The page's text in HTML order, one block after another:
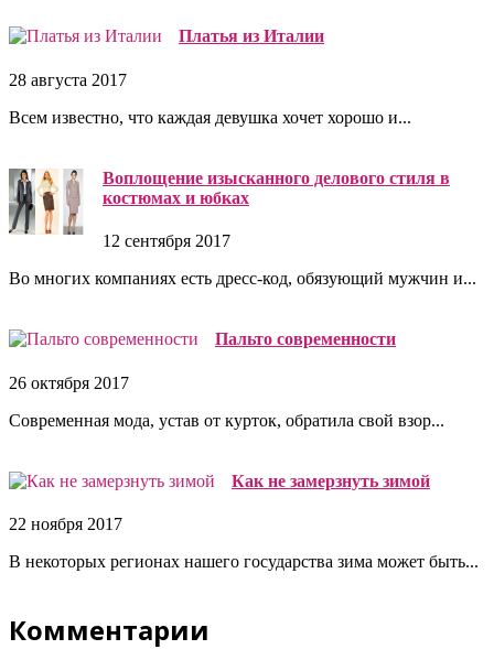
Платья из Италии
28 августа 2017
Всем известно, что каждая девушка хочет хорошо и...
Воплощение изысканного делового стиля в
костюмах и юбках
12 сентября 2017
Во многих компаниях есть дресс-код, обязующий мужчин и...
Пальто современности
26 октября 2017
Современная мода, устав от курток, обратила свой взор...
Как не замерзнуть зимой
22 ноября 2017
В некоторых регионах нашего государства зима может быть...
Комментарии